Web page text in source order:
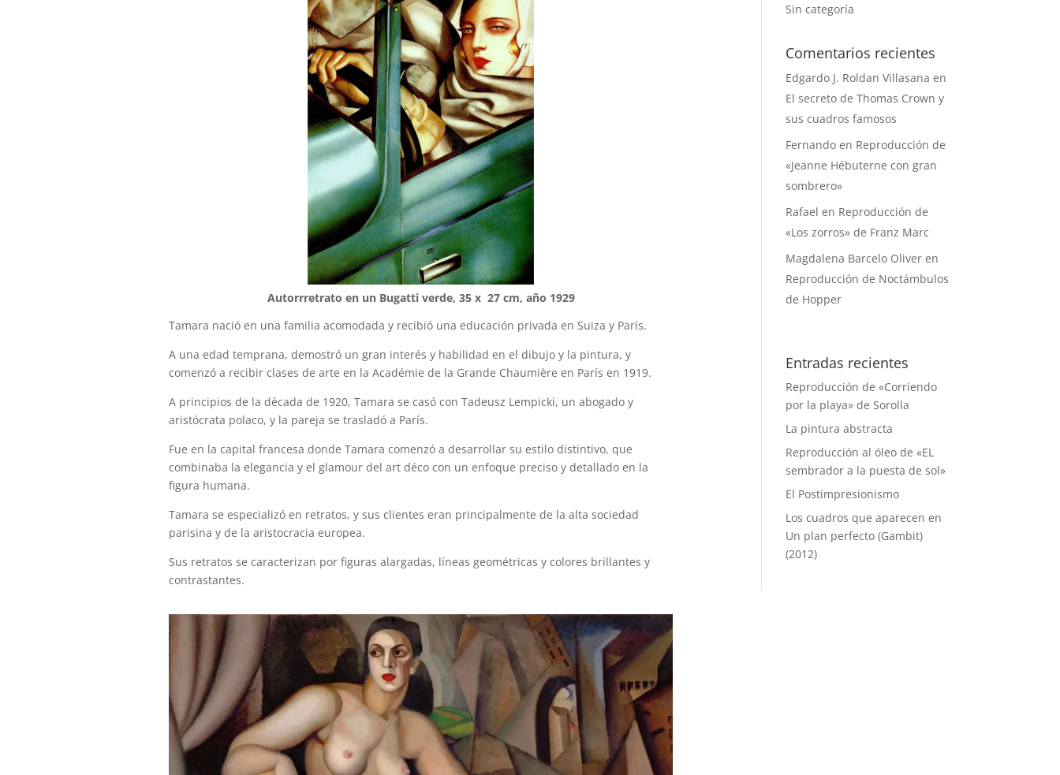
Autorrretrato en un Bugatti verde, 35 x 27 cm, año 1929
Tamara nació en una familia acomodada y recibió una educación privada en Suiza y París.
A una edad temprana, demostró un gran interés y habilidad en el dibujo y la pintura, y
comenzó a recibir clases de arte en la Académie de la Grande Chaumière en París en 1919.
A principios de la década de 1920, Tamara se casó con Tadeusz Lempicki, un abogado y
aristócrata polaco, y la pareja se trasladó a París.
Fue en la capital francesa donde Tamara comenzó a desarrollar su estilo distintivo, que
combinaba la elegancia y el glamour del art déco con un enfoque preciso y detallado en la
figura humana.
Tamara se especializó en retratos, y sus clientes eran principalmente de la alta sociedad
parisina y de la aristocracia europea.
Sus retratos se caracterizan por figuras alargadas, líneas geométricas y colores brillantes y
contrastantes.
Sin categoría
Comentarios recientes
Edgardo J. Roldan Villasana en
El secreto de Thomas Crown y
sus cuadros famosos
Fernandoen Reproducción de
«Jeanne Hébuterne con gran
sombrero»
Rafael en Reproducción de
«Los zorros» de Franz Marc
Magdalena Barcelo Oliveren
Reproducción de Noctámbulos
de Hopper
Entradas recientes
Reproducción de «Corriendo
por la playa» de Sorolla
La pintura abstracta
Reproducción al óleo de «EL
sembrador a la puesta de sol»
El Postimpresionismo
Los cuadros que aparecen en
Un plan perfecto (Gambit)
(2012)